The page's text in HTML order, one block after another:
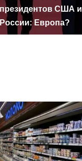
президентов США и
России: Европа?